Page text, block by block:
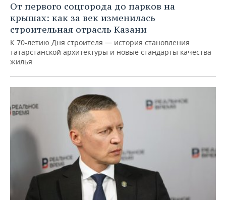
От первого соцгорода до парков на
крышах: как за век изменилась
строительная отрасль Казани
К 70-летию Дня строителя — история становления
татарстанской архитектуры и новые стандарты качества
жилья